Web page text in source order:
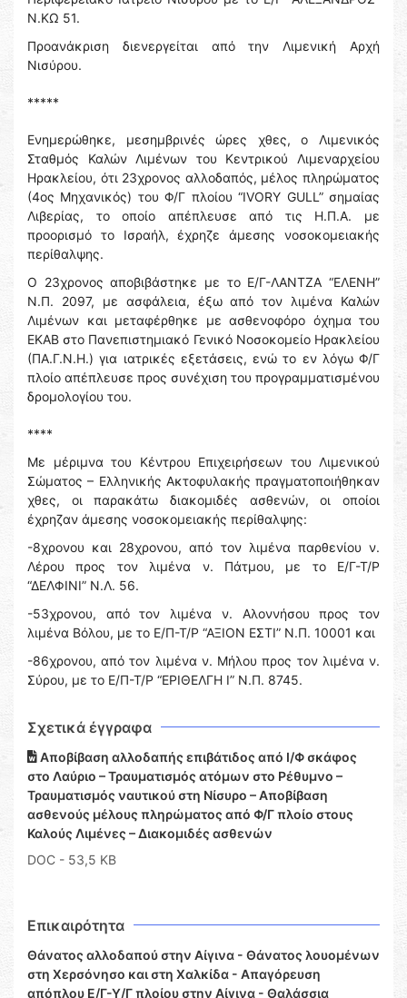
Ν.ΚΩ 51.
Προανάκριση διενεργείται από την Λιμενική Αρχή
Νισύρου.
*****
Ενημερώθηκε, μεσημβρινές ώρες χθες, ο Λιμενικός
Σταθμός Καλών Λιμένων του Κεντρικού Λιμεναρχείου
Ηρακλείου, ότι 23χρονος αλλοδαπός, μέλος πληρώματος
(4ος Μηχανικός) του Φ/Γ πλοίου “IVORY GULL” σημαίας
Λιβερίας, το οποίο απέπλευσε από τις Η.Π.Α. με
προορισμό το Ισραήλ, έχρηζε άμεσης νοσοκομειακής
περίθαλψης.
Ο 23χρονος αποβιβάστηκε με το Ε/Γ-ΛΑΝΤΖΑ “ΕΛΕΝΗ”
Ν.Π. 2097, με ασφάλεια, έξω από τον λιμένα Καλών
Λιμένων και μεταφέρθηκε με ασθενοφόρο όχημα του
ΕΚΑΒ στο Πανεπιστημιακό Γενικό Νοσοκομείο Ηρακλείου
(ΠΑ.Γ.Ν.Η.) για ιατρικές εξετάσεις, ενώ το εν λόγω Φ/Γ
πλοίο απέπλευσε προς συνέχιση του προγραμματισμένου
δρομολογίου του.
****
Με μέριμνα του Κέντρου Επιχειρήσεων του Λιμενικού
Σώματος – Ελληνικής Ακτοφυλακής πραγματοποιήθηκαν
χθες, οι παρακάτω διακομιδές ασθενών, οι οποίοι
έχρηζαν άμεσης νοσοκομειακής περίθαλψης:
-8χρονου και 28χρονου, από τον λιμένα παρθενίου ν.
Λέρου προς τον λιμένα ν. Πάτμου, με το Ε/Γ-Τ/Ρ
“ΔΕΛΦΙΝΙ” Ν.Λ. 56.
-53χρονου, από τον λιμένα ν. Αλοννήσου προς τον
λιμένα Βόλου, με το Ε/Π-Τ/Ρ “ΑΞΙΟΝ ΕΣΤΙ” Ν.Π. 10001 και
-86χρονου, από τον λιμένα ν. Μήλου προς τον λιμένα ν.
Σύρου, με το Ε/Π-Τ/Ρ “ΕΡΙΘΕΛΓΗ Ι” Ν.Π. 8745.
Σχετικά έγγραφα
Αποβίβαση αλλοδαπής επιβάτιδος από Ι/Φ σκάφος
στο Λαύριο – Τραυματισμός ατόμων στο Ρέθυμνο –
Τραυματισμός ναυτικού στη Νίσυρο – Αποβίβαση
ασθενούς μέλους πληρώματος από Φ/Γ πλοίο στους
Καλούς Λιμένες – Διακομιδές ασθενών
DOC - 53,5 KB
Επικαιρότητα
Θάνατος αλλοδαπού στην Αίγινα - Θάνατος λουομένων
στη Χερσόνησο και στη Χαλκίδα - Απαγόρευση
απόπλου Ε/Γ-Υ/Γ πλοίου στην Αίγινα - Θαλάσσια